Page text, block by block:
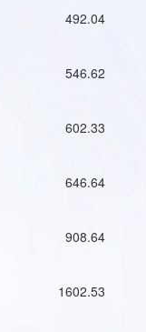
492.04
546.62
602.33
646.64
908.64
1602.53